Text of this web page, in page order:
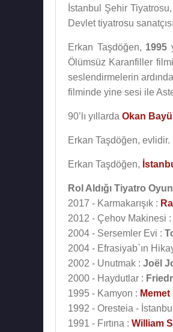
İstanbul Şehir
Devlet tiyatrosu
Erkan Taşdöğen, 1995
Ölümsüz Karanfiller
seslendirmelerin
filminde yine sesi ile
90’lı yıllarda Okan
Erkan Taşdöğen, evlidir.
Erkan Taşdöğen,
Rol Aldığı Tiyatro
2017 - Karmakarışık :
2012 - Çehov Makinesi :
2004 - Sersemler Evi :
2004 - Efrasiyab`ın
2002 - Unutmak : Joël
2000 - Haydutlar :
1995 - Kamyon :
1992 - Oresteia -
1991 - Fırtına : William